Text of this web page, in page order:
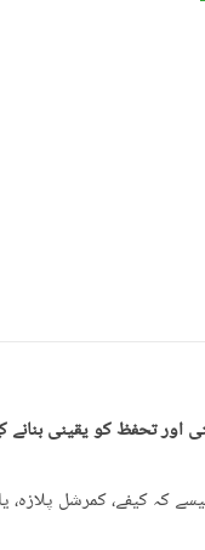
اور تحفظ کو یقینی بنانے
کیفے، کمرشل پلازہ،